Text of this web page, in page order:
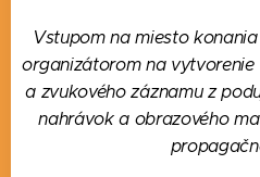
Vstupom na miesto
organizátorom na
a zvukového záznamu z
nahrávok a obrazového